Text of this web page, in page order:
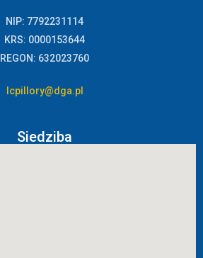
NIP: 7792231114
KRS: 0000153644
REGON: 632023760
lcpillory@dga.pl
Siedziba